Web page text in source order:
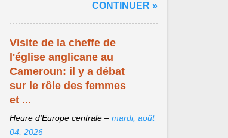
organisateurs ... Afficher l'article ...
CONTINUER »
Visite de la cheffe de
l'église anglicane au
Cameroun: il y a débat
sur le rôle des femmes
et ...
Heure d’Europe centrale – mardi, août
04, 2026